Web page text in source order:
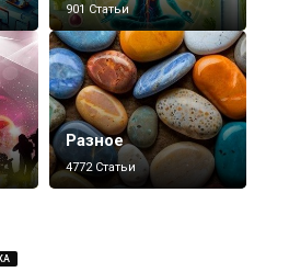
901 Статьи
Разное
4772 Статьи